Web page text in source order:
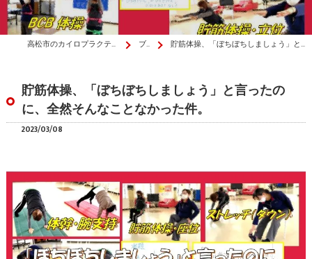
高松市のカイロプラクティックはか・から～ず施術院 ブログ 貯筋体操、「ぼちぼちしましょう」と言ったのに、全然そんなことなかった件。
貯筋体操、「ぼちぼちしましょう」と言ったの
に、全然そんなことなかった件。
2023/03/08